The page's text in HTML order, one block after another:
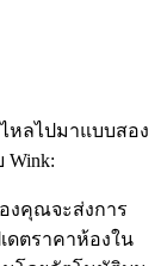
ไหลไปมาแบบสอง
องคุณจะส่งการ
ดตราคาห้องใน